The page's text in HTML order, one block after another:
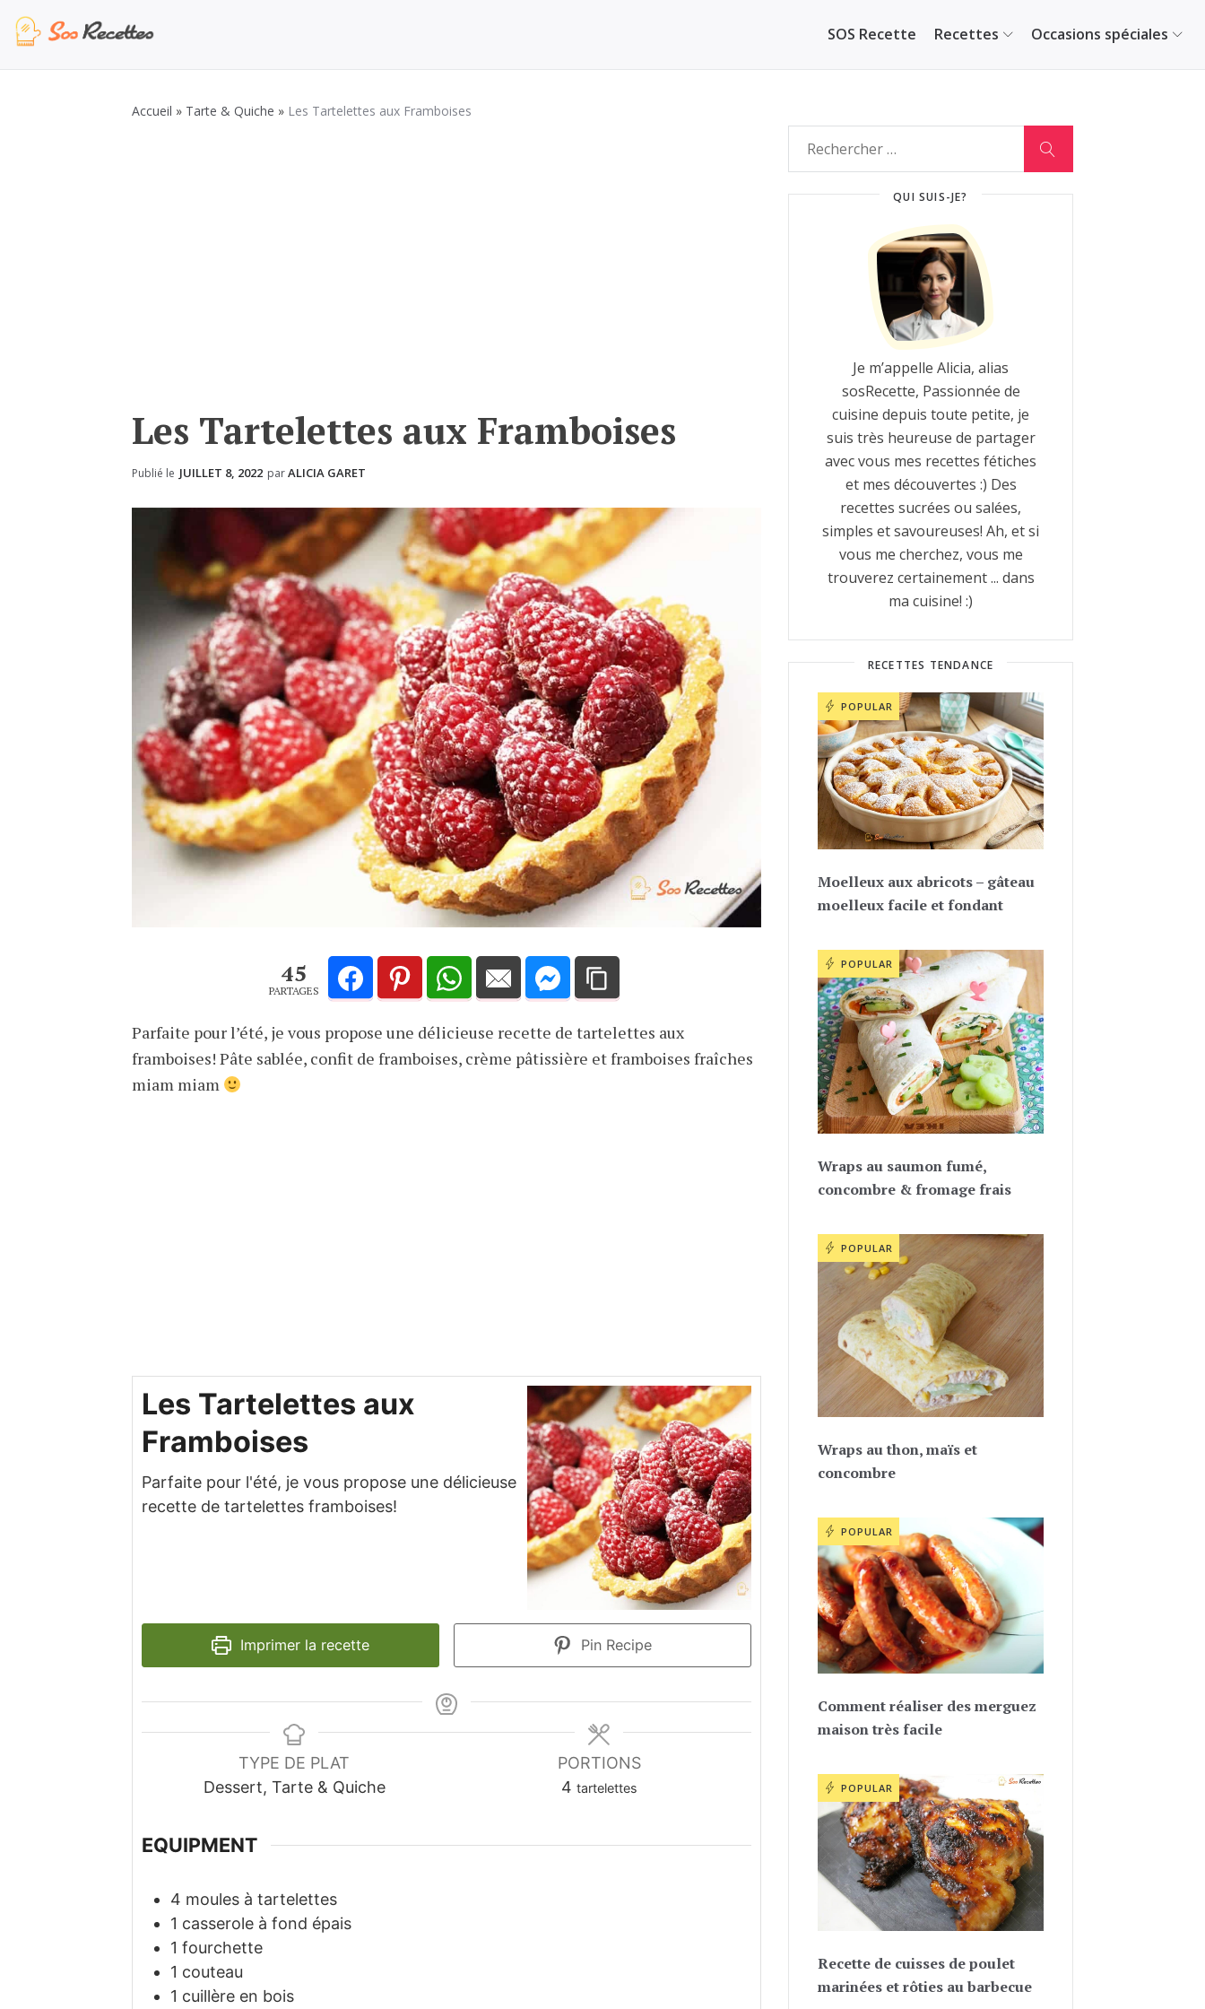
au
SOS Recette Recettes Occasions spéciales
Accueil » Tarte & Quiche » Les Tartelettes aux Framboises
Les Tartelettes aux Framboises
Publié le JUILLET 8, 2022 parALICIA GARET
45
PARTAGES
Parfaite pour l’été, je vous propose une délicieuse recette de tartelettes aux
framboises! Pâte sablée, confit de framboises, crème pâtissière et framboises fraîches
miam miam
Les Tartelettes aux
Framboises
Parfaite pour l'été, je vous propose une délicieuse
recette de tartelettes framboises!
Imprimer la recette Pin Recipe
TYPE DE PLAT
Dessert, Tarte & Quiche
PORTIONS
4 tartelettes
EQUIPMENT
4 moules à tartelettes
1 casserole à fond épais
1 fourchette
1 couteau
1 cuillère en bois
QUI SUIS-JE?
Je m’appelle Alicia, alias
sosRecette, Passionnée de
cuisine depuis toute petite, je
suis très heureuse de partager
avec vous mes recettes fétiches
et mes découvertes :) Des
recettes sucrées ou salées,
simples et savoureuses! Ah, et si
vous me cherchez, vous me
trouverez certainement ... dans
ma cuisine! :)
RECETTES TENDANCE
POPULAR
Moelleux aux abricots – gâteau
moelleux facile et fondant
POPULAR
Wraps au saumon fumé,
concombre & fromage frais
POPULAR
Wraps au thon, maïs et
concombre
POPULAR
Comment réaliser des merguez
maison très facile
POPULAR
Recette de cuisses de poulet
marinées et rôties au barbecue